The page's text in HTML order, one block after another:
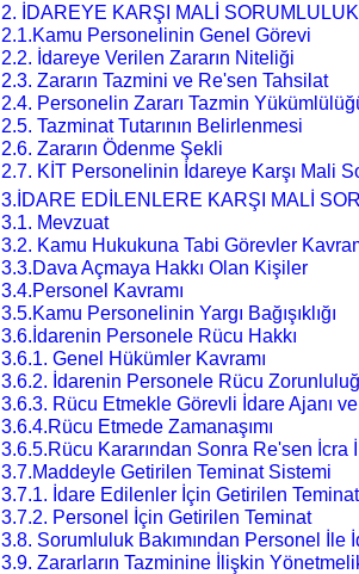
2. İDAREYE KARŞI MALİ SORUMLULUK
2.1.Kamu Personelinin Genel Görevi
2.2. İdareye Verilen Zararın Niteliği
2.3. Zararın Tazmini ve Re'sen Tahsilat
2.4. Personelin Zararı Tazmin
2.5. Tazminat Tutarının Belirlenmesi
2.6. Zararın Ödenme Şekli
2.7. KİT Personelinin İdareye Karşı Mali
3.İDARE EDİLENLERE KARŞI MALİ
3.1. Mevzuat
3.2. Kamu Hukukuna Tabi Görevler
3.3.Dava Açmaya Hakkı Olan Kişiler
3.4.Personel Kavramı
3.5.Kamu Personelinin Yargı Bağışıklığı
3.6.İdarenin Personele Rücu Hakkı
3.6.1. Genel Hükümler Kavramı
3.6.2. İdarenin Personele Rücu
3.6.3. Rücu Etmekle Görevli İdare Ajanı
3.6.4.Rücu Etmede Zamanaşımı
3.6.5.Rücu Kararından Sonra Re'sen İcra
3.7.Maddeyle Getirilen Teminat Sistemi
3.7.1. İdare Edilenler İçin Getirilen Teminat
3.7.2. Personel İçin Getirilen Teminat
3.8. Sorumluluk Bakımından Personel İle
3.9. Zararların Tazminine İlişkin